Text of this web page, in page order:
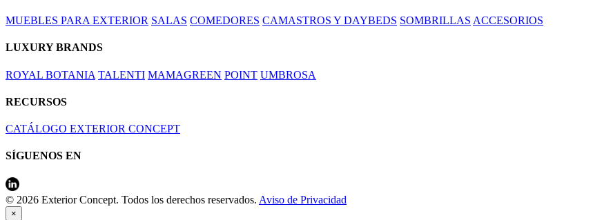
MUEBLES PARA EXTERIOR SALAS COMEDORES CAMASTROS Y DAYBEDS SOMBRILLAS ACCESORIOS
LUXURY BRANDS
ROYAL BOTANIA TALENTI MAMAGREEN POINT UMBROSA
RECURSOS
CATÁLOGO EXTERIOR CONCEPT
SÍGUENOS EN
© 2026 Exterior Concept. Todos los derechos reservados. Aviso de Privacidad
×